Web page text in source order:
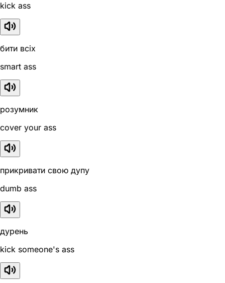
kick ass
бити всіх
smart ass
розумник
cover your ass
прикривати свою дупу
dumb ass
дурень
kick someone's ass